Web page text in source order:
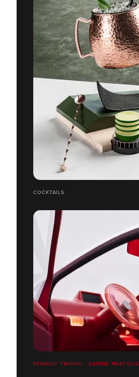
COCKTAILS
RENAULT TWINGO - SABINE MARCELIS